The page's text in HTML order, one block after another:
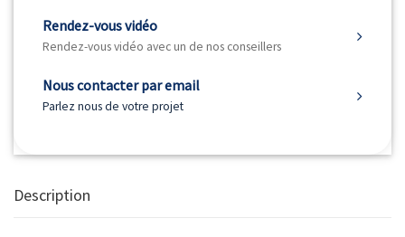
Rendez-vous vidéo
Rendez-vous vidéo avec un de nos conseillers
Nous contacter par email
Parlez nous de votre projet
Description